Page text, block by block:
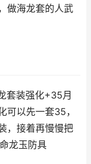
做海龙套的人武
套装强化+35月
可以先一套35，
，接着再慢慢把
龙玉防具